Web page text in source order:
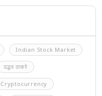
Indian Stock Market
उद्धव ठाकरे
Cryptocurrency